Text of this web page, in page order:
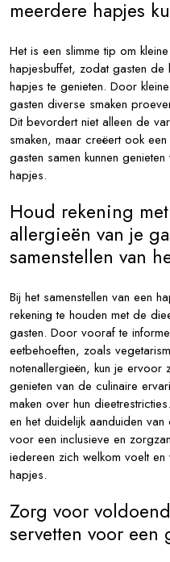
meerdere hapjes
Het is een slimme tip om
hapjesbuffet, zodat gasten de
hapjes te genieten. Door
gasten diverse smaken
Dit bevordert niet alleen de
smaken, maar creëert ook
gasten samen kunnen
hapjes.
Houd rekening
allergieën van je
samenstellen van
Bij het samenstellen van een
rekening te houden met de
gasten. Door vooraf te
eetbehoeften, zoals
notenallergieën, kun je ervoor
genieten van de culinaire
maken over hun
en het duidelijk aanduiden
voor een inclusieve en
iedereen zich welkom voelt
hapjes.
Zorg voor
servetten voor een